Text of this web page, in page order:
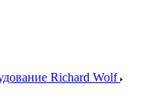
Richard Wolf